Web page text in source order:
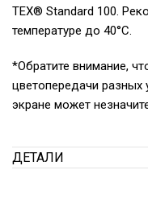
TEX® Standard 100.
температуре до 40°С.
*Обратите внимание,
цветопередачи разных
экране может
ДЕТАЛИ